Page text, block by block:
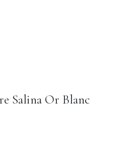
Salina Or Blanc